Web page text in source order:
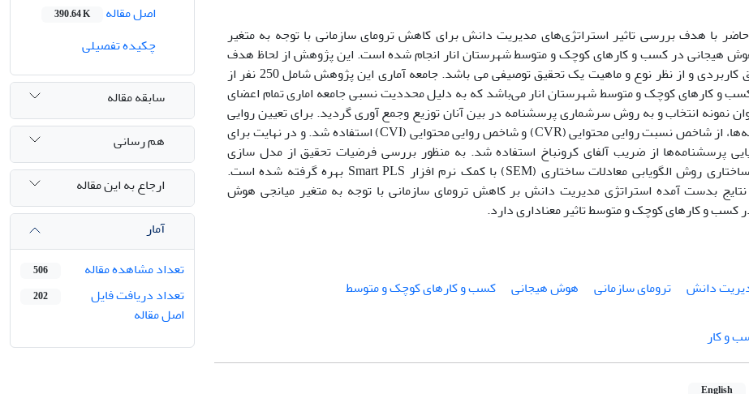
با هدف بررسی تاثیر استراتژی‌های مدیریت دانش برای کاهش ترومای سازمانی با توجه به متغیر
هیجانی در کسب و کارهای کوچک و متوسط شهرستان انار انجام شده است. این پژوهش از لحاظ هدف
یک تحقیق کاربردی و از نظر نوع و ماهیت یک تحقیق توصیفی می باشد. جامعه آماری این پژوهش شامل 250 نفر از
و کارهای کوچک و متوسط شهرستان انار می‌باشد که به دلیل محددیت نسبی جامعه اماری تمام اعضای
نمونه انتخاب و به روش سرشماری پرسشنامه در بین آنان توزیع وجمع آوری گردید. برای تعیین روایی
پرسشنامه‌ها، از شاخص نسبت روایی محتوایی (CVR) و شاخص روایی محتوایی (CVI) استفاده شد. و در نهایت برای
پرسشنامه‌ها از ضریب آلفای کرونباخ استفاده شد. به منظور بررسی فرضیات تحقیق از مدل سازی
معادلات ساختاری روش الگویابی معادلات ساختاری (SEM) با کمک نرم افزار Smart PLS بهره گرفته شده است.
بدست آمده استراتژی مدیریت دانش بر کاهش ترومای سازمانی با توجه به متغیر میانجی هوش
کسب و کارهای کوچک و متوسط تاثیر معناداری دارد.
دانش
ترومای سازمانی هوش هیجانی
کسب و کارهای کوچک و متوسط
و کار
اصل مقاله
390.64 K
چکیده تفصیلی
سابقه مقاله
هم رسانی
ارجاع به این مقاله
آمار
تعداد مشاهده مقاله
506
تعداد دریافت فایل
اصل مقاله
202